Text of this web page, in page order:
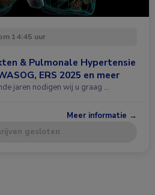
14:45 uur
& Pulmonale Hypertensie
ERS 2025 en meer
jaren nodigen wij u graag …
Meer informatie →
gesloten